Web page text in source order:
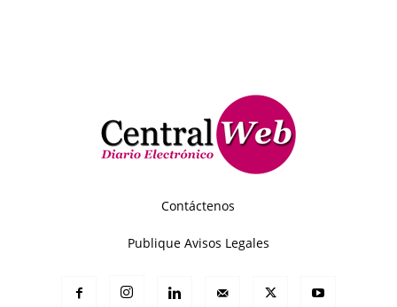
Contáctenos
Publique Avisos Legales